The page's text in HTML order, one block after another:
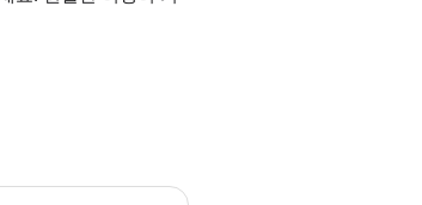
가 개인 차량으로 원하는 위치에서 픽업하여 원하는